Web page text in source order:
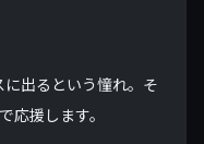
出るという憧れ。そ
応援します。